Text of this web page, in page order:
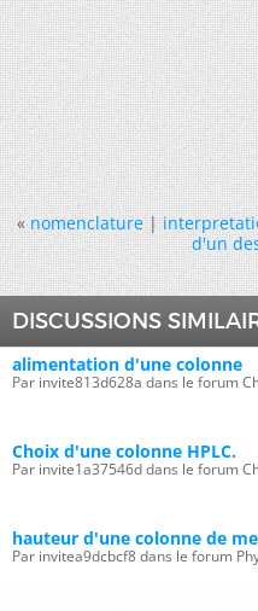
« nomenclature|
d'un
DISCUSSIONS
alimentation d'une colonne
Par invite813d628a dans le forum
Choix d'une colonne HPLC.
Par invite1a37546d dans le forum
hauteur d'une colonne de
Par invitea9dcbcf8 dans le forum